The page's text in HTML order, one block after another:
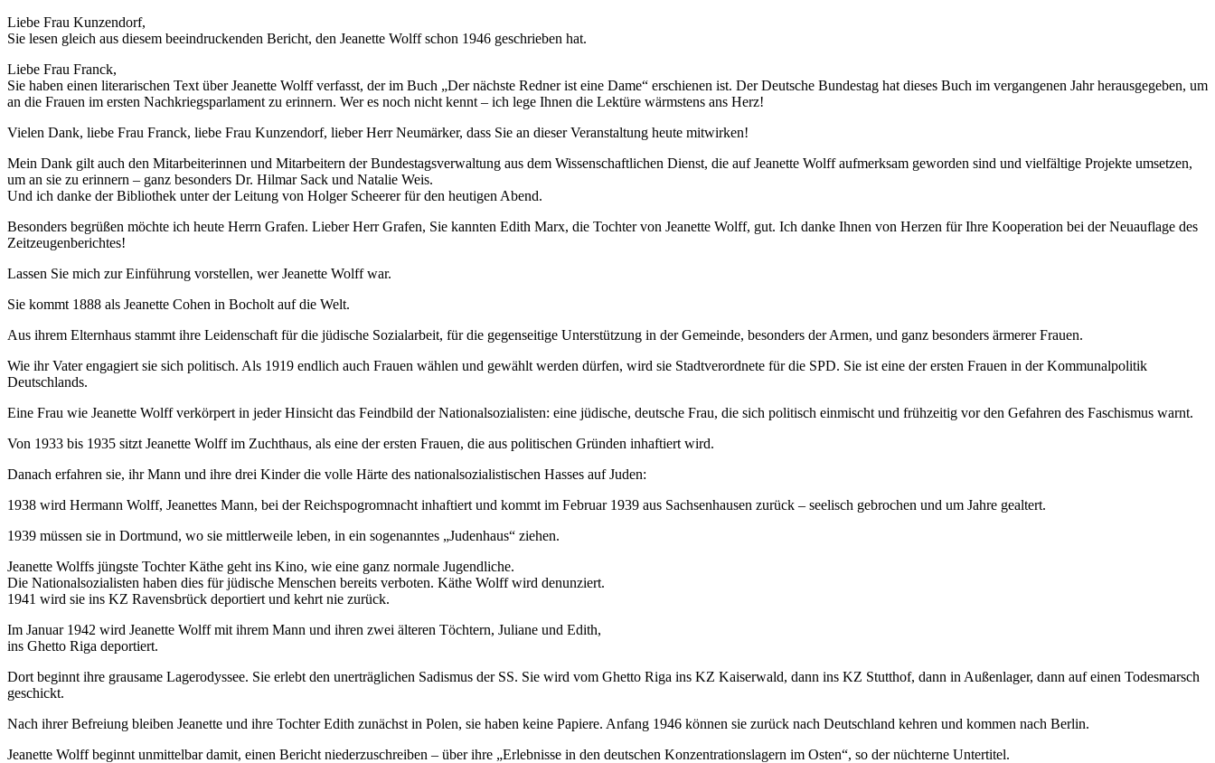
Liebe Frau Kunzendorf,
Sie lesen gleich aus diesem beeindruckenden Bericht, den Jeanette Wolff schon 1946 geschrieben hat.
Liebe Frau Franck,
Sie haben einen literarischen Text über Jeanette Wolff verfasst, der im Buch „Der nächste Redner ist eine Dame“ erschienen ist. Der Deutsche Bundestag hat dieses Buch im vergangenen Jahr herausgegeben, um
an die Frauen im ersten Nachkriegsparlament zu erinnern. Wer es noch nicht kennt – ich lege Ihnen die Lektüre wärmstens ans Herz!
Vielen Dank, liebe Frau Franck, liebe Frau Kunzendorf, lieber Herr Neumärker, dass Sie an dieser Veranstaltung heute mitwirken!
Mein Dank gilt auch den Mitarbeiterinnen und Mitarbeitern der Bundestagsverwaltung aus dem Wissenschaftlichen Dienst, die auf Jeanette Wolff aufmerksam geworden sind und vielfältige Projekte umsetzen,
um an sie zu erinnern – ganz besonders Dr. Hilmar Sack und Natalie Weis.
Und ich danke der Bibliothek unter der Leitung von Holger Scheerer für den heutigen Abend.
Besonders begrüßen möchte ich heute Herrn Grafen. Lieber Herr Grafen, Sie kannten Edith Marx, die Tochter von Jeanette Wolff, gut. Ich danke Ihnen von Herzen für Ihre Kooperation bei der Neuauflage des
Zeitzeugenberichtes!
Lassen Sie mich zur Einführung vorstellen, wer Jeanette Wolff war.
Sie kommt 1888 als Jeanette Cohen in Bocholt auf die Welt.
Aus ihrem Elternhaus stammt ihre Leidenschaft für die jüdische Sozialarbeit, für die gegenseitige Unterstützung in der Gemeinde, besonders der Armen, und ganz besonders ärmerer Frauen.
Wie ihr Vater engagiert sie sich politisch. Als 1919 endlich auch Frauen wählen und gewählt werden dürfen, wird sie Stadtverordnete für die SPD. Sie ist eine der ersten Frauen in der Kommunalpolitik
Deutschlands.
Eine Frau wie Jeanette Wolff verkörpert in jeder Hinsicht das Feindbild der Nationalsozialisten: eine jüdische, deutsche Frau, die sich politisch einmischt und frühzeitig vor den Gefahren des Faschismus warnt.
Von 1933 bis 1935 sitzt Jeanette Wolff im Zuchthaus, als eine der ersten Frauen, die aus politischen Gründen inhaftiert wird.
Danach erfahren sie, ihr Mann und ihre drei Kinder die volle Härte des nationalsozialistischen Hasses auf Juden:
1938 wird Hermann Wolff, Jeanettes Mann, bei der Reichspogromnacht inhaftiert und kommt im Februar 1939 aus Sachsenhausen zurück – seelisch gebrochen und um Jahre gealtert.
1939 müssen sie in Dortmund, wo sie mittlerweile leben, in ein sogenanntes „Judenhaus“ ziehen.
Jeanette Wolffs jüngste Tochter Käthe geht ins Kino, wie eine ganz normale Jugendliche.
Die Nationalsozialisten haben dies für jüdische Menschen bereits verboten. Käthe Wolff wird denunziert.
1941 wird sie ins KZ Ravensbrück deportiert und kehrt nie zurück.
Im Januar 1942 wird Jeanette Wolff mit ihrem Mann und ihren zwei älteren Töchtern, Juliane und Edith,
ins Ghetto Riga deportiert.
Dort beginnt ihre grausame Lagerodyssee. Sie erlebt den unerträglichen Sadismus der SS. Sie wird vom Ghetto Riga ins KZ Kaiserwald, dann ins KZ Stutthof, dann in Außenlager, dann auf einen Todesmarsch
geschickt.
Nach ihrer Befreiung bleiben Jeanette und ihre Tochter Edith zunächst in Polen, sie haben keine Papiere. Anfang 1946 können sie zurück nach Deutschland kehren und kommen nach Berlin.
Jeanette Wolff beginnt unmittelbar damit, einen Bericht niederzuschreiben – über ihre „Erlebnisse in den deutschen Konzentrationslagern im Osten“, so der nüchterne Untertitel.